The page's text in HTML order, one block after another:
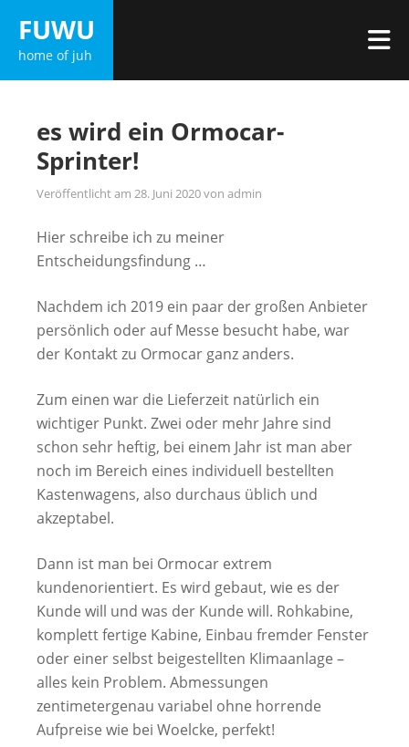
Inhalt
springen
FUWU
home of juh
es wird ein Ormocar-
Sprinter!
Veröffentlicht am 28. Juni 2020von admin
Hier schreibe ich zu meiner
Entscheidungsfindung …
Nachdem ich 2019 ein paar der großen Anbieter
persönlich oder auf Messe besucht habe, war
der Kontakt zu Ormocar ganz anders.
Zum einen war die Lieferzeit natürlich ein
wichtiger Punkt. Zwei oder mehr Jahre sind
schon sehr heftig, bei einem Jahr ist man aber
noch im Bereich eines individuell bestellten
Kastenwagens, also durchaus üblich und
akzeptabel.
Dann ist man bei Ormocar extrem
kundenorientiert. Es wird gebaut, wie es der
Kunde will und was der Kunde will. Rohkabine,
komplett fertige Kabine, Einbau fremder Fenster
oder einer selbst beigestellten Klimaanlage –
alles kein Problem. Abmessungen
zentimetergenau variabel ohne horrende
Aufpreise wie bei Woelcke, perfekt!